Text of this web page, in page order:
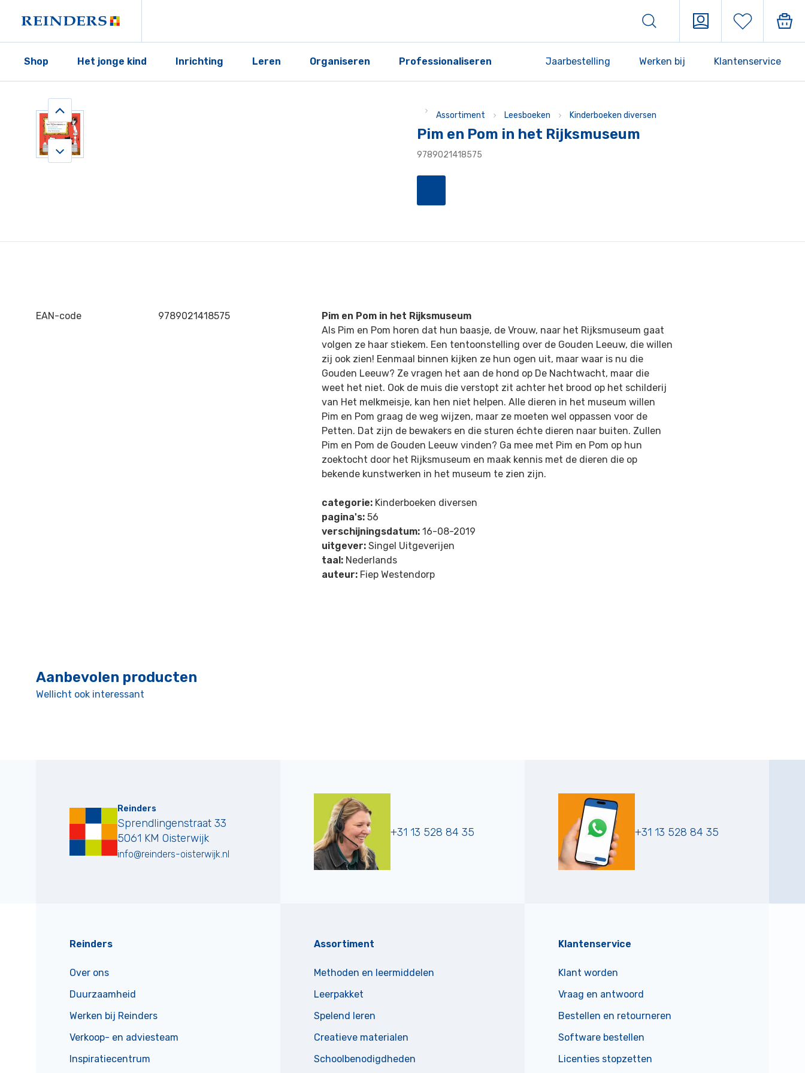
Shop Het jonge kind Inrichting Leren Organiseren Professionaliseren Jaarbestelling Werken bij Klantenservice
Assortiment Leesboeken Kinderboeken diversen
Pim en Pom in het Rijksmuseum
9789021418575
EAN-code 9789021418575
Pim en Pom in het Rijksmuseum
Als Pim en Pom horen dat hun baasje, de Vrouw, naar het Rijksmuseum gaat
volgen ze haar stiekem. Een tentoonstelling over de Gouden Leeuw, die willen
zij ook zien! Eenmaal binnen kijken ze hun ogen uit, maar waar is nu die
Gouden Leeuw? Ze vragen het aan de hond op De Nachtwacht, maar die
weet het niet. Ook de muis die verstopt zit achter het brood op het schilderij
van Het melkmeisje, kan hen niet helpen. Alle dieren in het museum willen
Pim en Pom graag de weg wijzen, maar ze moeten wel oppassen voor de
Petten. Dat zijn de bewakers en die sturen échte dieren naar buiten. Zullen
Pim en Pom de Gouden Leeuw vinden? Ga mee met Pim en Pom op hun
zoektocht door het Rijksmuseum en maak kennis met de dieren die op
bekende kunstwerken in het museum te zien zijn.
categorie: Kinderboeken diversen
pagina's: 56
verschijningsdatum: 16-08-2019
uitgever: Singel Uitgeverijen
taal: Nederlands
auteur: Fiep Westendorp
Aanbevolen producten
Wellicht ook interessant
Reinders
Sprendlingenstraat 33
5061 KM Oisterwijk
info@reinders-oisterwijk.nl
+31 13 528 84 35 +31 13 528 84 35
Reinders
Over ons
Duurzaamheid
Werken bij Reinders
Verkoop- en adviesteam
Inspiratiecentrum
Assortiment
Methoden en leermiddelen
Leerpakket
Spelend leren
Creatieve materialen
Schoolbenodigdheden
Klantenservice
Klant worden
Vraag en antwoord
Bestellen en retourneren
Software bestellen
Licenties stopzetten